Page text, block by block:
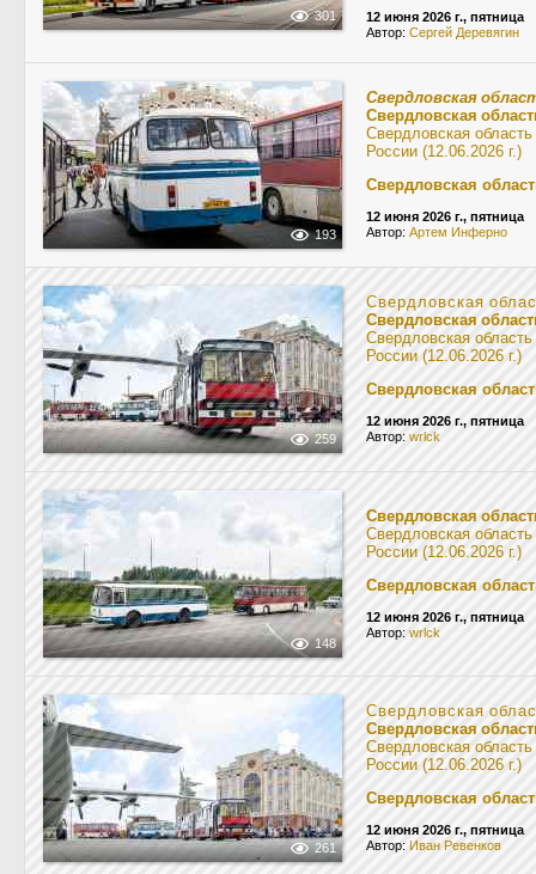
301
12 июня 2026 г., пятница
Автор: Сергей Деревягин
193
Свердловская
Свердловская
Свердловская область
России (12.06.2026 г.)
Свердловская
12 июня 2026 г., пятница
Автор: Артем Инферно
259
Свердловская
Свердловская
Свердловская область
России (12.06.2026 г.)
Свердловская
12 июня 2026 г., пятница
Автор: wrlck
148
Свердловская
Свердловская область
России (12.06.2026 г.)
Свердловская
12 июня 2026 г., пятница
Автор: wrlck
261
Свердловская
Свердловская
Свердловская область
России (12.06.2026 г.)
Свердловская
12 июня 2026 г., пятница
Автор: Иван Ревенков